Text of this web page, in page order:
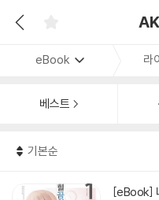
eBook 라
베스트
기본순
[eBook]